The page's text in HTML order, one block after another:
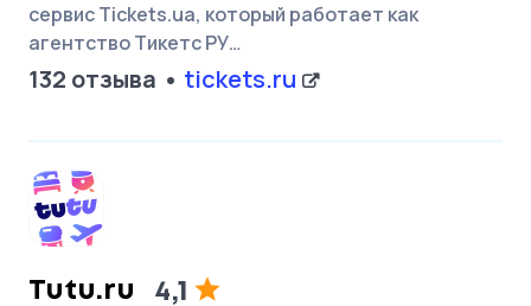
сервис Tickets.ua, который работает как
агентство Тикетс РУ…
132 отзыва tickets.ru
Tutu.ru 4,1